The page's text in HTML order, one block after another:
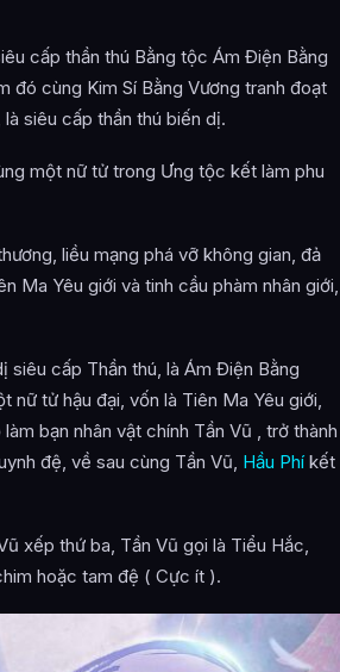
cấp thần thú Bằng tộc Ám Điện Bằng
đó cùng Kim Sí Bằng Vương tranh đoạt
siêu cấp thần thú biến dị.
một nữ tử trong Ưng tộc kết làm phu
liều mạng phá vỡ không gian, đả
Ma Yêu giới và tinh cầu phàm nhân giới,
siêu cấp Thần thú, là Ám Điện Bằng
nữ tử hậu đại, vốn là Tiên Ma Yêu giới,
bạn nhân vật chính Tần Vũ , trở thành
đệ, về sau cùng Tần Vũ, Hầu Phí kết
xếp thứ ba, Tần Vũ gọi là Tiểu Hắc,
hoặc tam đệ ( Cực ít ).